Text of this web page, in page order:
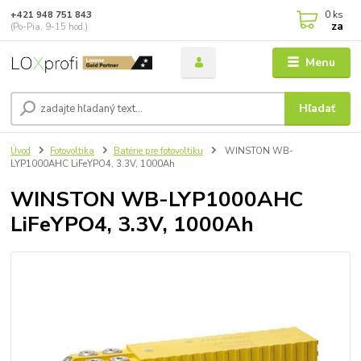
Menu
Hľadať
+421 948 751 843
(Po-Pia, 9-15 hod.)
0 ks
za
Úvod Fotovoltika Batérie pre fotovoltiku
WINSTON WB-
LYP1000AHC LiFeYPO4, 3.3V, 1000Ah
WINSTON WB-LYP1000AHC
LiFeYPO4, 3.3V, 1000Ah